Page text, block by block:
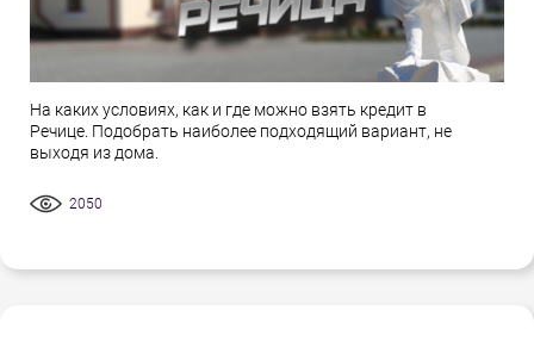
На каких условиях, как и где можно взять кредит в
Речице. Подобрать наиболее подходящий вариант, не
выходя из дома.
2050